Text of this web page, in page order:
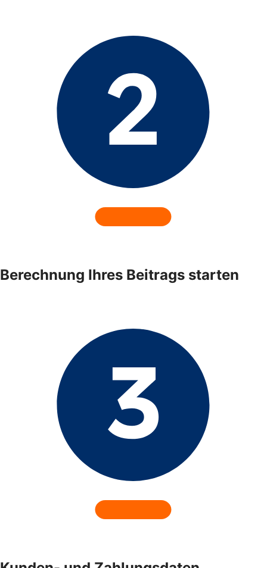
Berechnung Ihres Beitrags starten